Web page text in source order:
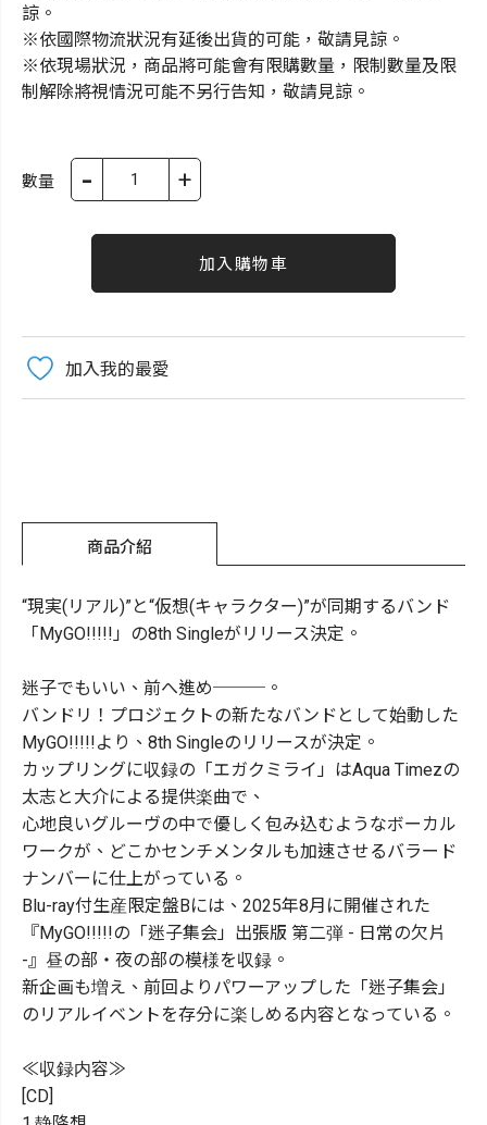
諒。
※依國際物流狀況有延後出貨的可能，敬請見諒。
※依現場狀況，商品將可能會有限購數量，限制數量及限
制解除將視情況可能不另行告知，敬請見諒。
數量 - +
加入購物車
加入我的最愛
商品介紹
“現実(リアル)”と“仮想(キャラクター)”が同期するバンド
「MyGO!!!!!」の8th Singleがリリース決定。
迷子でもいい、前へ進め───。
バンドリ！プロジェクトの新たなバンドとして始動した
MyGO!!!!!より、8th Singleのリリースが決定。
カップリングに収録の「エガクミライ」はAqua Timezの
太志と大介による提供楽曲で、
心地良いグルーヴの中で優しく包み込むようなボーカル
ワークが、どこかセンチメンタルも加速させるバラード
ナンバーに仕上がっている。
Blu-ray付生産限定盤Bには、2025年8月に開催された
『MyGO!!!!!の「迷子集会」出張版 第二弾 - 日常の欠片
-』昼の部・夜の部の模様を収録。
新企画も増え、前回よりパワーアップした「迷子集会」
のリアルイベントを存分に楽しめる内容となっている。
≪収録内容≫
[CD]